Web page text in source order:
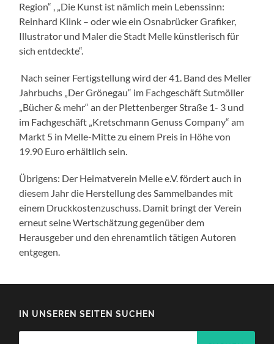
Region“ , „Die Kunst ist nämlich mein Lebenssinn:
Reinhard Klink – oder wie ein Osnabrücker Grafiker,
Illustrator und Maler die Stadt Melle künstlerisch für
sich entdeckte“.
Nach seiner Fertigstellung wird der 41. Band des Meller
Jahrbuchs „Der Grönegau“ im Fachgeschäft Sutmöller
„Bücher & mehr“ an der Plettenberger Straße 1- 3 und
im Fachgeschäft „Kretschmann Genuss Company“ am
Markt 5 in Melle-Mitte zu einem Preis in Höhe von
19.90 Euro erhältlich sein.
Übrigens: Der Heimatverein Melle e.V. fördert auch in
diesem Jahr die Herstellung des Sammelbandes mit
einem Druckkostenzuschuss. Damit bringt der Verein
erneut seine Wertschätzung gegenüber dem
Herausgeber und den ehrenamtlich tätigen Autoren
entgegen.
IN UNSEREN SEITEN SUCHEN